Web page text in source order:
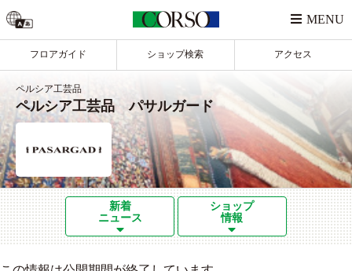
フロアガイド ショップ検索 アクセス
ペルシア工芸品
ペルシア工芸品 パサルガード
新着
ニュース
ショップ
情報